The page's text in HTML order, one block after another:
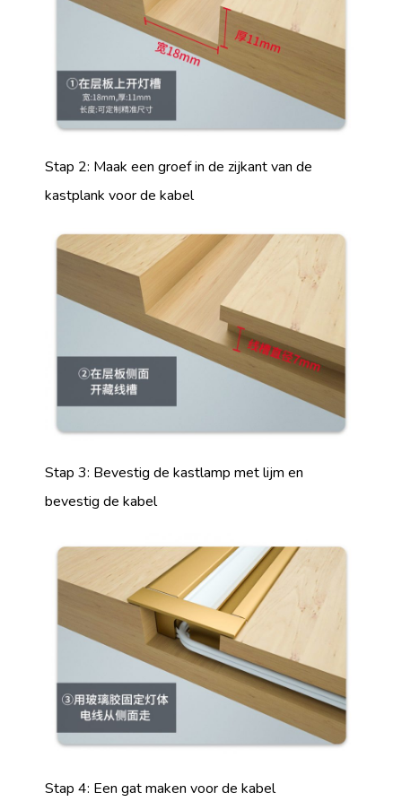
Stap 2: Maak een groef in de zijkant van de
kastplank voor de kabel
Stap 3: Bevestig de kastlamp met lijm en
bevestig de kabel
Stap 4: Een gat maken voor de kabel